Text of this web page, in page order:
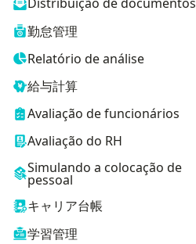
勤怠管理
Relatório de análise
給与計算
Avaliação de funcionários
Avaliação do RH
Simulando a colocação de
pessoal
キャリア台帳
学習管理